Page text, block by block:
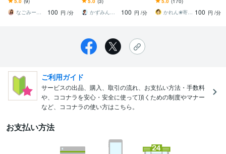
代お姉さんと楽しく雑談
＆秘密相談しよ♪
なごみーな♡癒し系心のサポーター
100 円 /分
も沈黙があっても大丈夫
です
かずみん＠人生のモヤモヤ解消アドバイザー
100 円 /分
ョを聞いてほしい、に優
しく寄り添います。
かれん❀寄り添いサロン 100 円 /分
ご利用ガイド
サービスの出品、購入、取引の流れ、お支払い方法・手数料
や、ココナラを安心・安全に使って頂くための制度やマナー
など、ココナラの使い方はこちら。
お支払い方法